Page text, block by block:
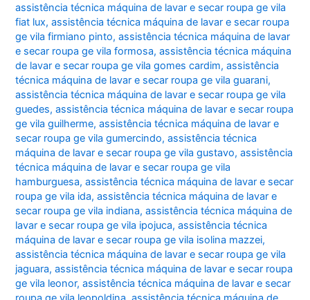
assistência técnica máquina de lavar e secar roupa ge vila
fiat lux,assistência técnica máquina de lavar e secar roupa
ge vila firmiano pinto,assistência técnica máquina de lavar
e secar roupa ge vila formosa,assistência técnica máquina
de lavar e secar roupa ge vila gomes cardim,assistência
técnica máquina de lavar e secar roupa ge vila guarani,
assistência técnica máquina de lavar e secar roupa ge vila
guedes,assistência técnica máquina de lavar e secar roupa
ge vila guilherme,assistência técnica máquina de lavar e
secar roupa ge vila gumercindo,assistência técnica
máquina de lavar e secar roupa ge vila gustavo,assistência
técnica máquina de lavar e secar roupa ge vila
hamburguesa,assistência técnica máquina de lavar e secar
roupa ge vila ida,assistência técnica máquina de lavar e
secar roupa ge vila indiana,assistência técnica máquina de
lavar e secar roupa ge vila ipojuca,assistência técnica
máquina de lavar e secar roupa ge vila isolina mazzei,
assistência técnica máquina de lavar e secar roupa ge vila
jaguara,assistência técnica máquina de lavar e secar roupa
ge vila leonor,assistência técnica máquina de lavar e secar